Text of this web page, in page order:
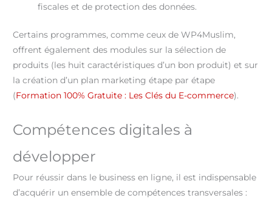
fiscales et de protection des données.
Certains programmes, comme ceux de WP4Muslim,
offrent également des modules sur la sélection de
produits (les huit caractéristiques d’un bon produit) et sur
la création d’un plan marketing étape par étape
(Formation 100% Gratuite : Les Clés du E-commerce).
Compétences digitales à
développer
Pour réussir dans le business en ligne, il est indispensable
d’acquérir un ensemble de compétences transversales :